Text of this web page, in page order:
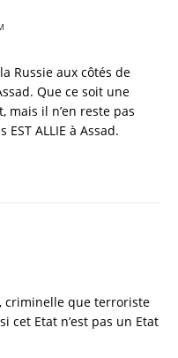
Russie aux côtés de
Que ce soit une
mais il n’en reste pas
ALLIE à Assad.
criminelle que terroriste
cet Etat n’est pas un Etat